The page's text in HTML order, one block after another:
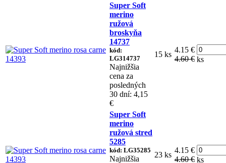
Super Soft
merino
ružová
broskyňa
14737
kód:
LG314737
Najnižšia
cena za
posledných
30 dní: 4,15
€
15 ks
4.15 €
4.60 € ks
Super Soft
merino
ružová stred
5285
kód: LG35285
Najnižšia
23 ks
4.15 €
4.60 € ks